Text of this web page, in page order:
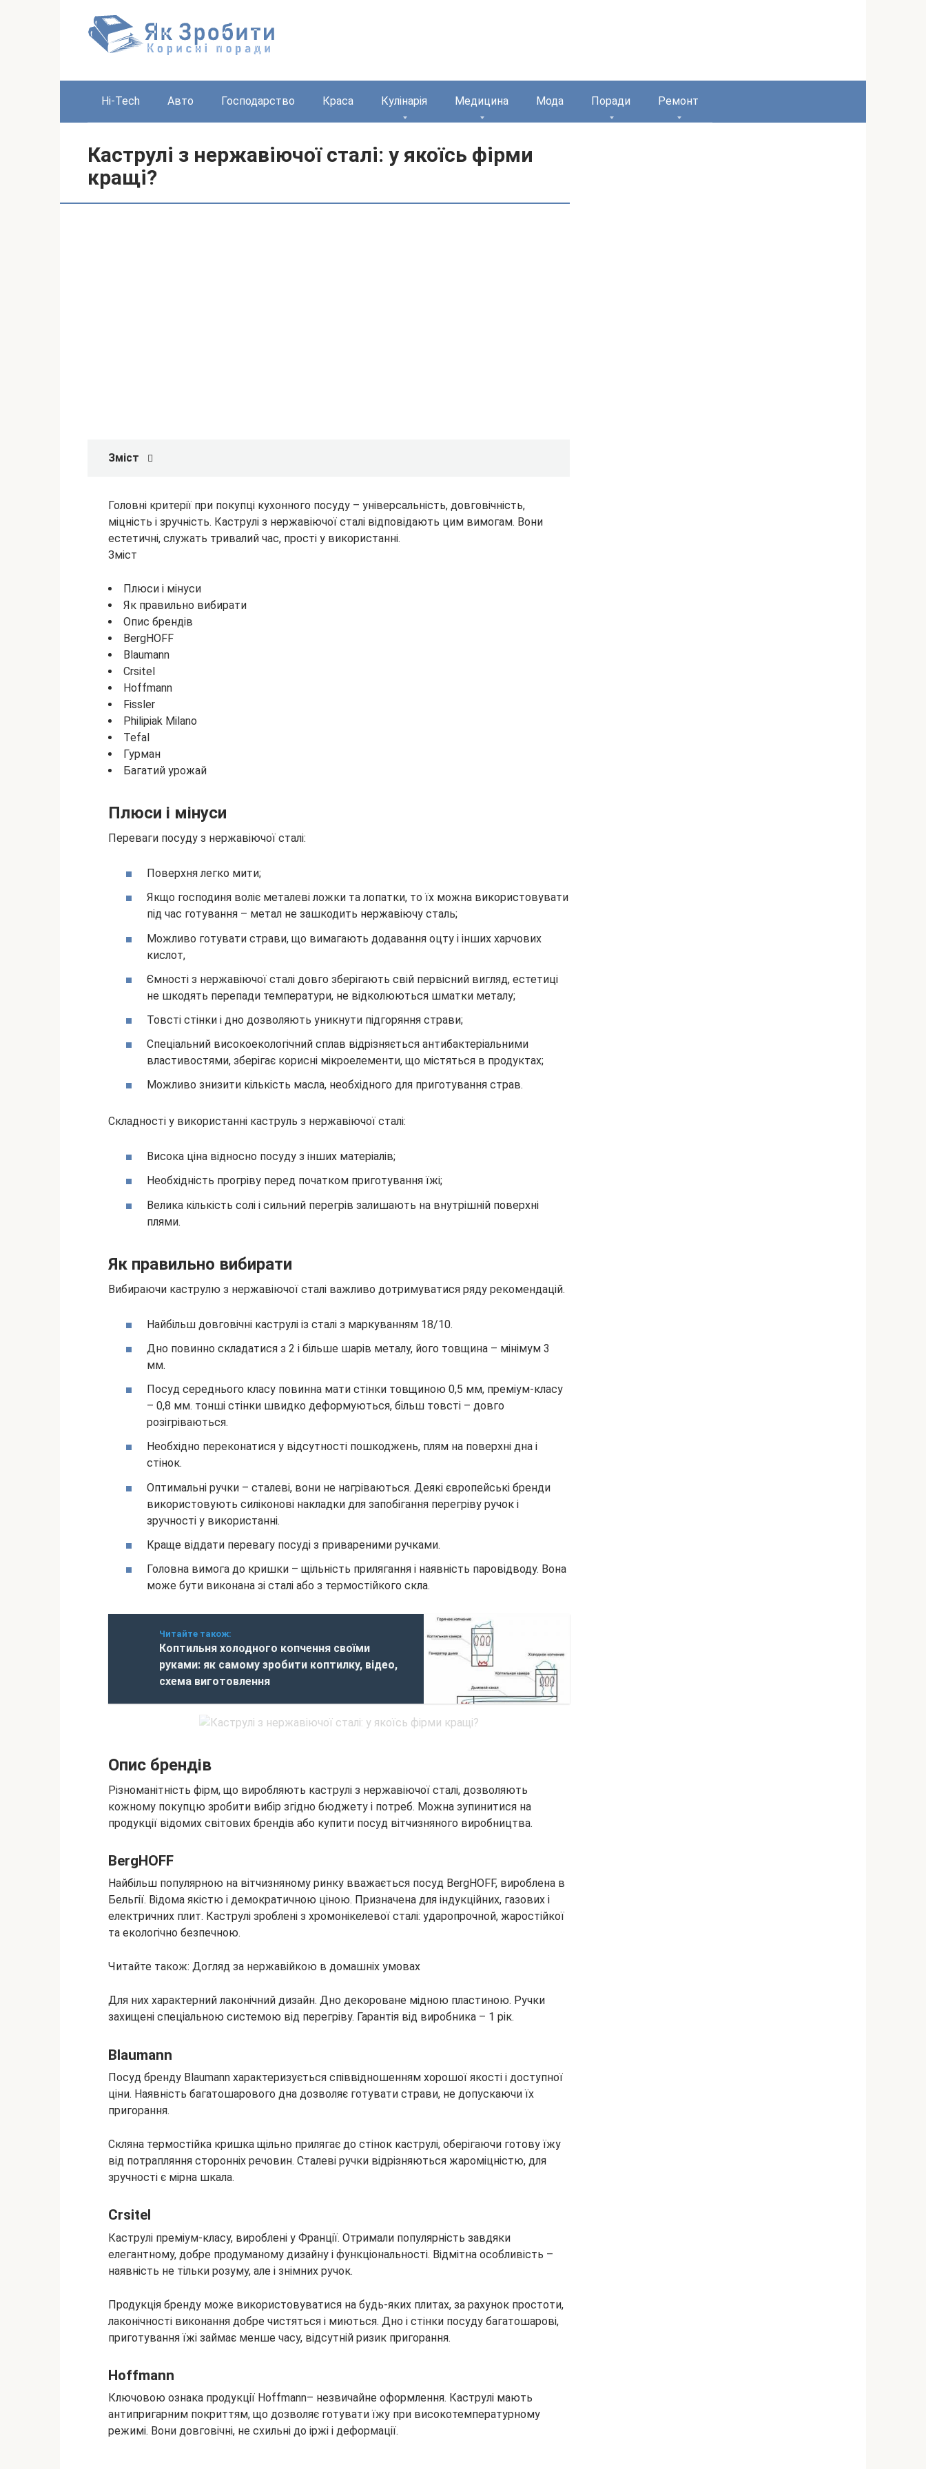
Hi-Tech Авто Господарство Краса Кулінарія Медицина Мода Поради Ремонт
Каструлі з нержавіючої сталі: у якоїсь фірми
кращі?
Зміст
Головні критерії при покупці кухонного посуду – універсальність, довговічність,
міцність і зручність. Каструлі з нержавіючої сталі відповідають цим вимогам. Вони
естетичні, служать тривалий час, прості у використанні.
Зміст
Плюси і мінуси
Як правильно вибирати
Опис брендів
BergHOFF
Blaumann
Crsitel
Hoffmann
Fissler
Philipiak Milano
Tefal
Гурман
Багатий урожай
Плюси і мінуси
Переваги посуду з нержавіючої сталі:
Поверхня легко мити;
Якщо господиня воліє металеві ложки та лопатки, то їх можна використовувати
під час готування – метал не зашкодить нержавіючу сталь;
Можливо готувати страви, що вимагають додавання оцту і інших харчових
кислот,
Ємності з нержавіючої сталі довго зберігають свій первісний вигляд, естетиці
не шкодять перепади температури, не відколюються шматки металу;
Товсті стінки і дно дозволяють уникнути підгоряння страви;
Спеціальний високоекологічний сплав відрізняється антибактеріальними
властивостями, зберігає корисні мікроелементи, що містяться в продуктах;
Можливо знизити кількість масла, необхідного для приготування страв.
Складності у використанні каструль з нержавіючої сталі:
Висока ціна відносно посуду з інших матеріалів;
Необхідність прогріву перед початком приготування їжі;
Велика кількість солі і сильний перегрів залишають на внутрішній поверхні
плями.
Як правильно вибирати
Вибираючи каструлю з нержавіючої сталі важливо дотримуватися ряду рекомендацій.
Найбільш довговічні каструлі із сталі з маркуванням 18/10.
Дно повинно складатися з 2 і більше шарів металу, його товщина – мінімум 3
мм.
Посуд середнього класу повинна мати стінки товщиною 0,5 мм, преміум-класу
– 0,8 мм. тонші стінки швидко деформуються, більш товсті – довго
розігріваються.
Необхідно переконатися у відсутності пошкоджень, плям на поверхні дна і
стінок.
Оптимальні ручки – сталеві, вони не нагріваються. Деякі європейські бренди
використовують силіконові накладки для запобігання перегріву ручок і
зручності у використанні.
Краще віддати перевагу посуді з привареними ручками.
Головна вимога до кришки – щільність прилягання і наявність паровідводу. Вона
може бути виконана зі сталі або з термостійкого скла.
Читайте також:
Коптильня холодного копчення своїми
руками: як самому зробити коптилку, відео,
схема виготовлення
Опис брендів
Різноманітність фірм, що виробляють каструлі з нержавіючої сталі, дозволяють
кожному покупцю зробити вибір згідно бюджету і потреб. Можна зупинитися на
продукції відомих світових брендів або купити посуд вітчизняного виробництва.
BergHOFF
Найбільш популярною на вітчизняному ринку вважається посуд BergHOFF, вироблена в
Бельгії. Відома якістю і демократичною ціною. Призначена для індукційних, газових і
електричних плит. Каструлі зроблені з хромонікелевої сталі: ударопрочной, жаростійкої
та екологічно безпечною.
Читайте також: Догляд за нержавійкою в домашніх умовах
Для них характерний лаконічний дизайн. Дно декороване мідною пластиною. Ручки
захищені спеціальною системою від перегріву. Гарантія від виробника – 1 рік.
Blaumann
Посуд бренду Blaumann характеризується співвідношенням хорошої якості і доступної
ціни. Наявність багатошарового дна дозволяє готувати страви, не допускаючи їх
пригорання.
Скляна термостійка кришка щільно прилягає до стінок каструлі, оберігаючи готову їжу
від потрапляння сторонніх речовин. Сталеві ручки відрізняються жароміцністю, для
зручності є мірна шкала.
Crsitel
Каструлі преміум-класу, вироблені у Франції. Отримали популярність завдяки
елегантному, добре продуманому дизайну і функціональності. Відмітна особливість –
наявність не тільки розуму, але і знімних ручок.
Продукція бренду може використовуватися на будь-яких плитах, за рахунок простоти,
лаконічності виконання добре чистяться і миються. Дно і стінки посуду багатошарові,
приготування їжі займає менше часу, відсутній ризик пригорання.
Hoffmann
Ключовою ознака продукції Hoffmann– незвичайне оформлення. Каструлі мають
антипригарним покриттям, що дозволяє готувати їжу при високотемпературному
режимі. Вони довговічні, не схильні до іржі і деформації.